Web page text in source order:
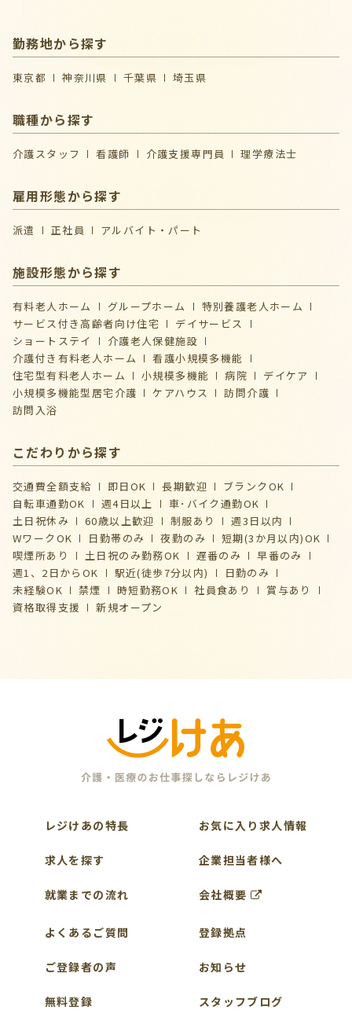
勤務地から探す
東京都 神奈川県 千葉県 埼玉県
職種から探す
介護スタッフ 看護師 介護支援専門員 理学療法士
雇用形態から探す
派遣 正社員 アルバイト・パート
施設形態から探す
有料老人ホーム グループホーム
特別養護老人ホーム
サービス付き高齢者向け住宅
デイサービス
ショートステイ
介護⽼⼈保健施設
介護付き有料老人ホーム
看護小規模多機能
住宅型有料老人ホーム
小規模多機能 病院
デイケア
⼩規模多機能型居宅介護
ケアハウス
訪問介護
訪問入浴
こだわりから探す
交通費全額支給 即日OK 長期歓迎
ブランクOK
自転車通勤OK
週4日以上
車･バイク通勤OK
土日祝休み
60歳以上歓迎 制服あり
週3日以内
WワークOK
日勤帯のみ 夜勤のみ
短期(3か月以内)OK
喫煙所あり
土日祝のみ勤務OK 遅番のみ
早番のみ
週1、2日からOK
駅近(徒歩7分以内)
日勤のみ
未経験OK
禁煙 時短勤務OK 社員食あり
賞与あり
資格取得支援
新規オープン
レジけあの特長
求人を探す
就業までの流れ
よくあるご質問
ご登録者の声
無料登録
お気に入り求人情報
企業担当者様へ
会社概要
登録拠点
お知らせ
スタッフブログ